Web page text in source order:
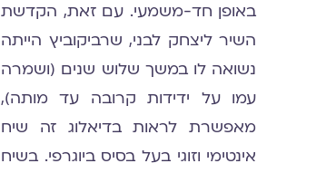
באופן חד-משמעי. עם זאת, הקדשת
השיר ליצחק לבני, שרביקוביץ הייתה
נשואה לו במשך שלוש שנים (ושמרה
עמו על ידידות קרובה עד מותה),
מאפשרת לראות בדיאלוג זה שיח
אינטימי וזוגי בעל בסיס ביוגרפי. בשיח